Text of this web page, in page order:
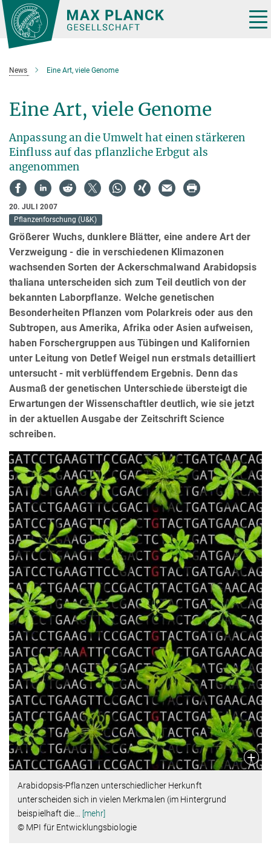
Hauptinhalt
News Eine Art, viele Genome
Eine Art, viele Genome
Anpassung an die Umwelt hat einen stärkeren
Einfluss auf das pflanzliche Erbgut als
angenommen
20. JULI 2007
Pflanzenforschung (U&K)
Größerer Wuchs, dunklere Blätter, eine andere Art der
Verzweigung - die in verschiedenen Klimazonen
wachsenden Sorten der Ackerschmalwand Arabidopsis
thaliana unterscheiden sich zum Teil deutlich von der
bekannten Laborpflanze. Welche genetischen
Besonderheiten Pflanzen vom Polarkreis oder aus den
Subtropen, aus Amerika, Afrika oder Asien aufweisen,
haben Forschergruppen aus Tübingen und Kalifornien
unter Leitung von Detlef Weigel nun erstmals detailliert
untersucht - mit verblüffendem Ergebnis. Denn das
Ausmaß der genetischen Unterschiede übersteigt die
Erwartungen der Wissenschaftler deutlich, wie sie jetzt
in der aktuellen Ausgabe der Zeitschrift Science
schreiben.
Arabidopsis-Pflanzen unterschiedlicher Herkunft
unterscheiden sich in vielen Merkmalen (im Hintergrund
beispielhaft die
[mehr]
© MPI für Entwicklungsbiologie